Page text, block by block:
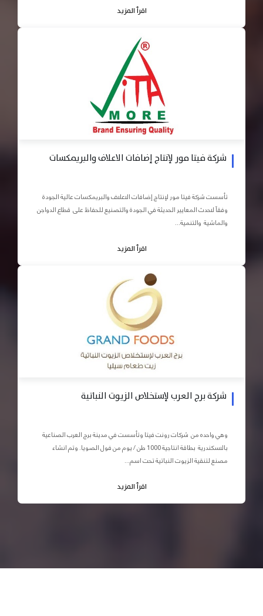
اقرأ المزيد
شركة فيتا مور لإنتاج إضافات الاعلاف والبريمكسات
تأسست شركة فيتا مور لإنتاج إضافات الاعلاف والبريمكسات عالية الجودة
وفقاً لاحدث المعايير الحديثة في الجودة والتصنيع للحفاظ على قطاع الدواجن
والماشية والتنمية...
اقرأ المزيد
شركة برج العرب لإستخلاص الزيوت النباتية
وهي واحده من شركات رونت فيتا وتأسست في مدينة برج العرب الصناعية
بالاسكندرية بطاقة انتاجية 1000 طن / يوم من فول الصويا. وتم انشاء
مصنع لتنقية الزيوت النباتية تحت اسم...
اقرأ المزيد